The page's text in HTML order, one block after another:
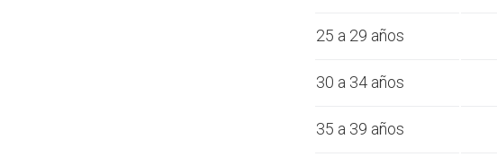
25 a 29 años
30 a 34 años
35 a 39 años